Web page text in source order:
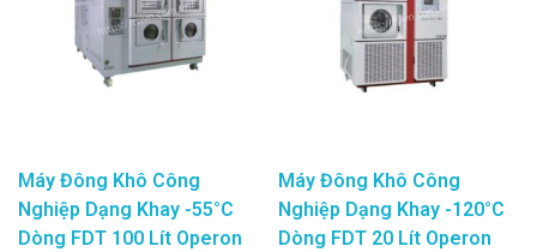
Máy Đông Khô Công
Nghiệp Dạng Khay -55°C
Dòng FDT 100 Lít Operon
Máy Đông Khô Công
Nghiệp Dạng Khay -120°C
Dòng FDT 20 Lít Operon